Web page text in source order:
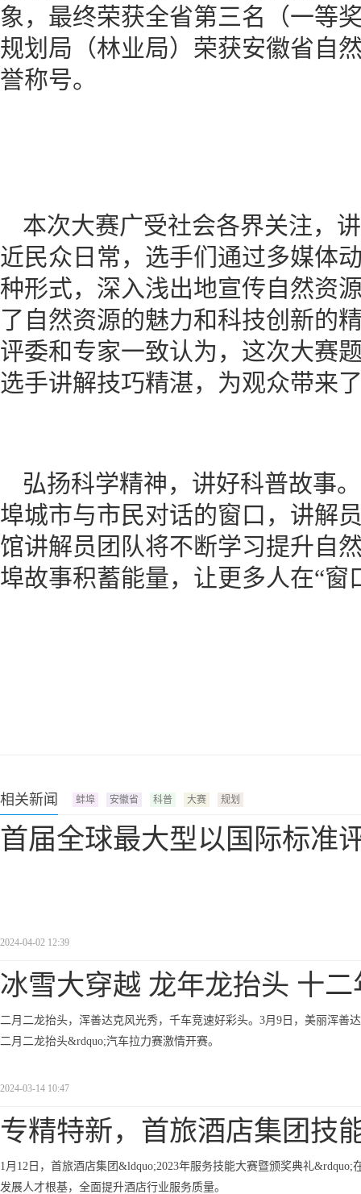
象，最终荣获全省第三名（一等
规划局（林业局）荣获安徽省自
誉称号。
本次大赛广受社会各界关注，
近民众日常，选手们通过多媒体
种形式，深入浅出地宣传自然资
了自然资源的魅力和科技创新的
评委和专家一致认为，这次大赛
选手讲解技巧精湛，为观众带来
弘扬科学精神，讲好科普故事
埠城市与市民对话的窗口，讲解
馆讲解员团队将不断学习提升自
埠故事积蓄能量，让更多人在“
相关新闻 蚌埠 安徽省 科普 大赛 规划
首届全球最大型以国际标准
2024-04-02 12:39
冰雪大穿越 龙年龙抬头 十二
二月二龙抬头，浑善达克风光秀，千车竞速好彩头。3月9日，美丽浑善
二月二龙抬头&rdquo;汽车拉力赛激情开赛。
2024-03-14 10:47
专精特新，首旅酒店集团技
1月12日，首旅酒店集团&ldquo;2023年服务技能大赛暨颁奖典礼
发展人才根基，全面提升酒店行业服务质量。